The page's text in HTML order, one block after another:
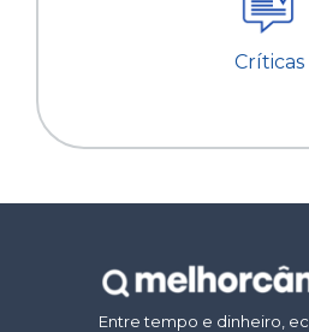
Críticas
Entre tempo e dinheiro,